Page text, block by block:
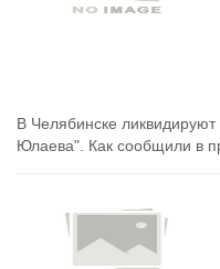
В Челябинске
Юлаева". Как сообщили в